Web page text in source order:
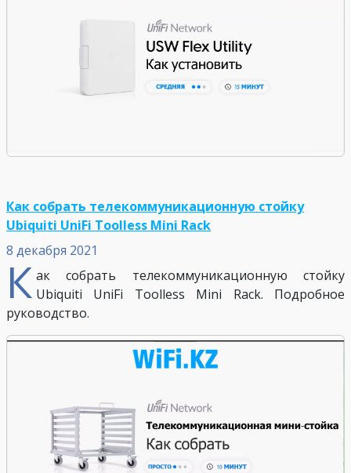
8 декабря 2021
Как собрать телекоммуникационную стойку
Ubiquiti UniFi Toolless Mini Rack
К ак собрать телекоммуникационную стойку
Ubiquiti UniFi Toolless Mini Rack. Подробное
руководство.